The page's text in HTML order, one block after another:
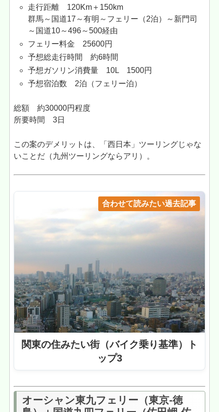
走行距離 120Km＋150km
群馬～国道17～有明～フェリー（2泊）～新門司
～国道10～496～500経由
フェリー料金 25600円
予想総走行時間 約6時間
予想ガソリン消費量 10L 1500円
予想宿泊数 2泊（フェリー泊）
総額 約30000円程度
所要時間 3日
この案のデメリットは、「西日本」ツーリングじゃな
いことだ（九州ツーリングならアリ）。
合わせて読みたい過去記事
関東の住みたい街（バイク乗り基準）ト
ップ3
オーシャン東九フェリー（東京-徳